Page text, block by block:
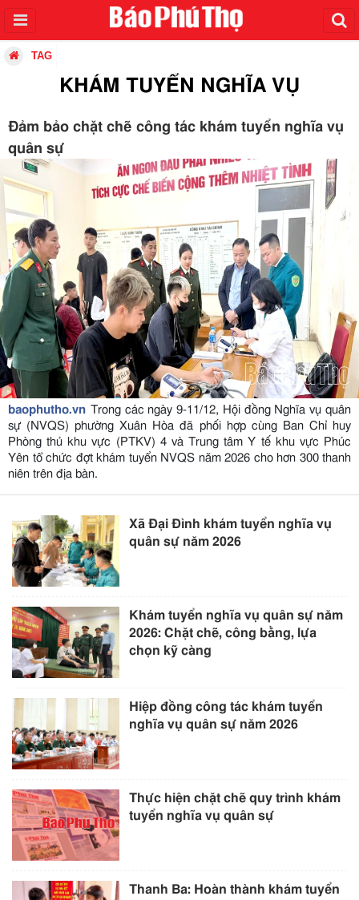
TAG
KHÁM TUYỂN NGHĨA VỤ
Đảm bảo chặt chẽ công tác khám tuyển nghĩa vụ
quân sự
baophutho.vn Trong các ngày 9-11/12, Hội đồng Nghĩa vụ quân
sự (NVQS) phường Xuân Hòa đã phối hợp cùng Ban Chỉ huy
Phòng thủ khu vực (PTKV) 4 và Trung tâm Y tế khu vực Phúc
Yên tổ chức đợt khám tuyển NVQS năm 2026 cho hơn 300 thanh
niên trên địa bàn.
Xã Đại Đình khám tuyển nghĩa vụ
quân sự năm 2026
Khám tuyển nghĩa vụ quân sự năm
2026: Chặt chẽ, công bằng, lựa
chọn kỹ càng
Hiệp đồng công tác khám tuyển
nghĩa vụ quân sự năm 2026
Thực hiện chặt chẽ quy trình khám
tuyển nghĩa vụ quân sự
Thanh Ba: Hoàn thành khám tuyển